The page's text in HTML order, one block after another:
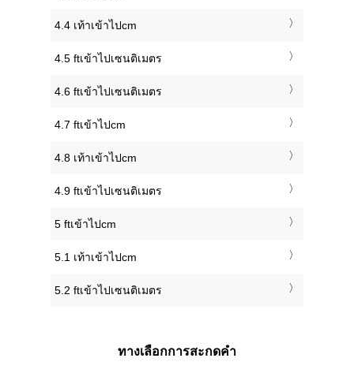
4.4 เท้าเข้าไปcm
4.5 ftเข้าไปเซนติเมตร
4.6 ftเข้าไปเซนติเมตร
4.7 ftเข้าไปcm
4.8 เท้าเข้าไปcm
4.9 ftเข้าไปเซนติเมตร
5 ftเข้าไปcm
5.1 เท้าเข้าไปcm
5.2 ftเข้าไปเซนติเมตร
ทางเลือกการสะกดคำ